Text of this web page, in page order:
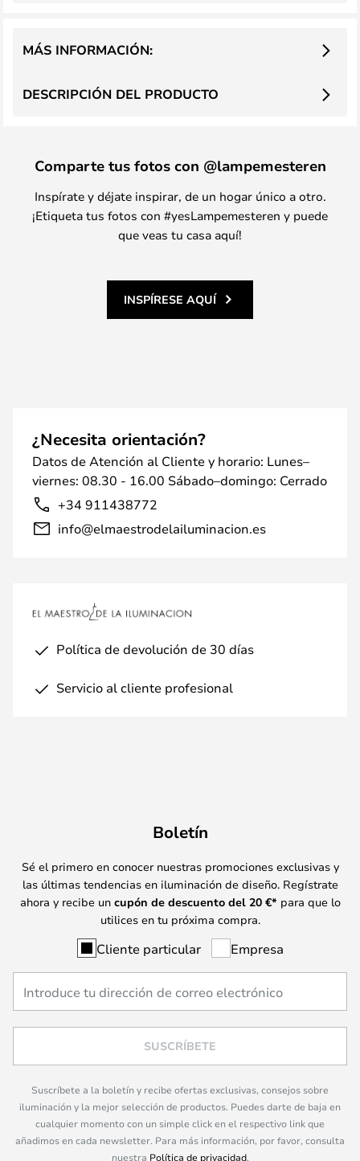
DESCRIPCIÓN DEL PRODUCTO
MÁS INFORMACIÓN:
Comparte tus fotos con @lampemesteren
Inspírate y déjate inspirar, de un hogar único a otro.
¡Etiqueta tus fotos con #yesLampemesteren y puede
que veas tu casa aquí!
INSPÍRESE AQUÍ
¿Necesita orientación?
Datos de Atención al Cliente y horario: Lunes–
viernes: 08.30 - 16.00 Sábado–domingo: Cerrado
+34 911438772
info@elmaestrodelailuminacion.es
Política de devolución de 30 días
Servicio al cliente profesional
Boletín
Sé el primero en conocer nuestras promociones exclusivas y
las últimas tendencias en iluminación de diseño. Regístrate
ahora y recibe un cupón de descuento del 20 €* para que lo
utilices en tu próxima compra.
Cliente particular Empresa
SUSCRÍBETE
Suscríbete a la boletín y recibe ofertas exclusivas, consejos sobre
iluminación y la mejor selección de productos. Puedes darte de baja en
cualquier momento con un simple click en el respectivo link que
añadimos en cada newsletter. Para más información, por favor, consulta
nuestra Política de privacidad.